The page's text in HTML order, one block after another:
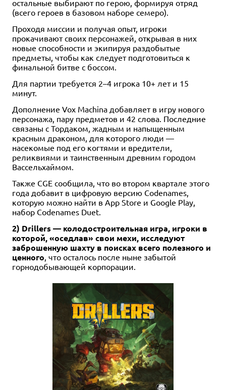
остальные выбирают по герою, формируя отряд
(всего героев в базовом наборе семеро).
Проходя миссии и получая опыт, игроки
прокачивают своих персонажей, открывая в них
новые способности и экипируя раздобытые
предметы, чтобы как следует подготовиться к
финальной битве с боссом.
Для партии требуется 2–4 игрока 10+ лет и 15
минут.
Дополнение Vox Machina добавляет в игру нового
персонажа, пару предметов и 42 слова. Последние
связаны с Тордаком, жадным и напыщенным
красным драконом, для которого люди —
насекомые под его когтями и вредители,
реликвиями и таинственным древним городом
Вассельхаймом.
Также CGE сообщила, что во втором квартале этого
года добавит в цифровую версию Codenames,
которую можно найти в App Store и Google Play,
набор Codenames Duet.
2) Drillers — колодостроительная игра, игроки в
которой, «оседлав» свои мехи, исследуют
заброшенную шахту в поисках всего полезного и
ценного, что осталось после ныне забытой
горнодобывающей корпорации.